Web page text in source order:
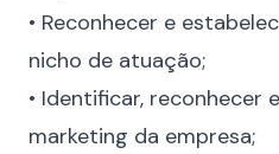
• Reconhecer e
nicho de atuação;
• Identificar, reconhecer
marketing da empresa;